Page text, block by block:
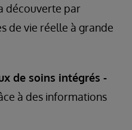
découverte par
de vie réelle à grande
de soins intégrés -
à des informations